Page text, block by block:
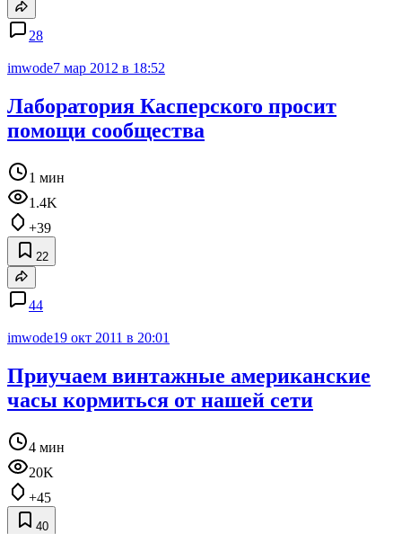
28
imwode7 мар 2012 в 18:52
Лаборатория Касперского просит
помощи сообщества
1 мин
1.4K
+39
22
44
imwode19 окт 2011 в 20:01
Приучаем винтажные американские
часы кормиться от нашей сети
4 мин
20K
+45
40